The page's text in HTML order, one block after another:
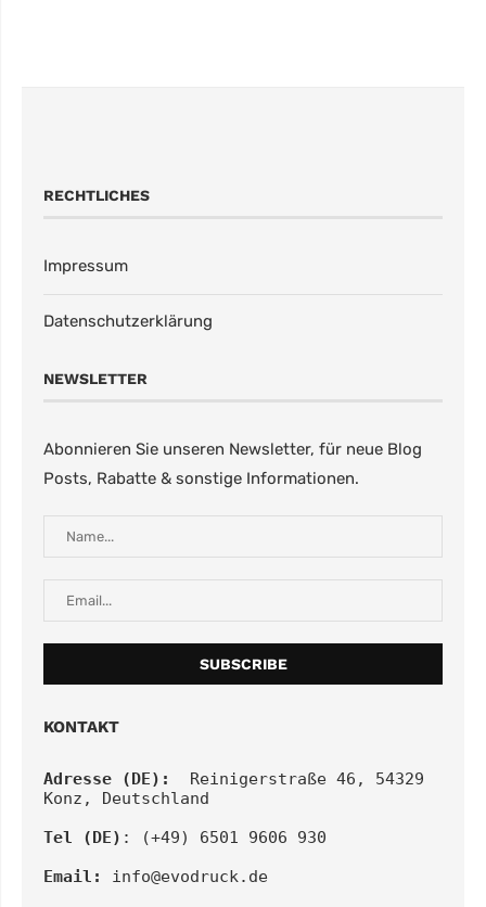
RECHTLICHES
Impressum
Datenschutzerklärung
NEWSLETTER
Abonnieren Sie unseren Newsletter, für neue Blog
Posts, Rabatte & sonstige Informationen.
KONTAKT
Adresse (DE):
Reinigerstraße 46, 54329
Konz, Deutschland
Tel (DE) : (+49) 6501 9606 930
Email:
info@evodruck.de